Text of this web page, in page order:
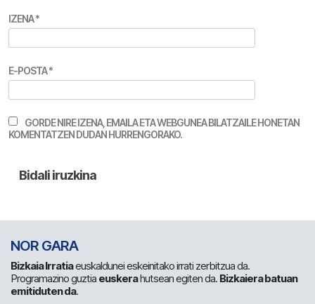
IZENA*
E-POSTA*
GORDE NIRE IZENA, EMAILA ETA WEBGUNEA BILATZAILE HONETAN
KOMENTATZEN DUDAN HURRENGORAKO.
NOR GARA
Bizkaia Irratiaeuskaldunei eskeinitako irrati zerbitzua da.
Programazino guztia euskerahutsean egiten da. Bizkaiera batuan
emitiduten da.